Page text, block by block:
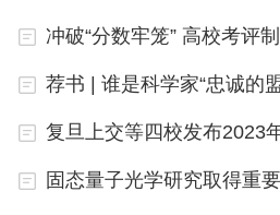
荐书 | 谁是科学家“忠诚的
固态量子光学研究取得重